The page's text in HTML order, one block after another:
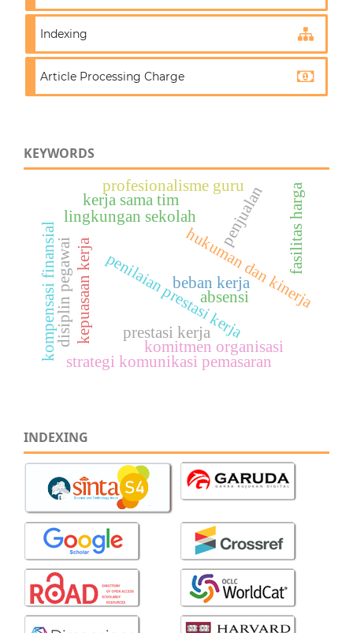
Indexing
Article Processing Charge
KEYWORDS
beban kerja
hukuman dan kinerja
penilaian prestasi kerja
komitmen organisasi
lingkungan sekolah
kepuasaan kerja
prestasi kerja
strategi komunikasi pemasaran
penjualan
profesionalisme guru
kompensasi finansial absensi
disiplin pegawai
fasilitas harga
kerja sama tim
INDEXING